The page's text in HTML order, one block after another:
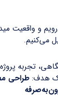
و واقعیت
می‌کنیم.
تجربه
هدف:طراحی